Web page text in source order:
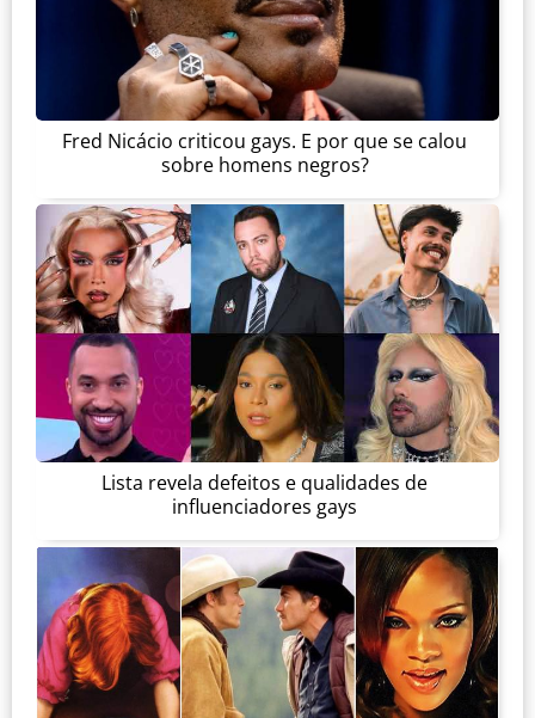
Fred Nicácio criticou gays. E por que se calou
sobre homens negros?
Lista revela defeitos e qualidades de
influenciadores gays